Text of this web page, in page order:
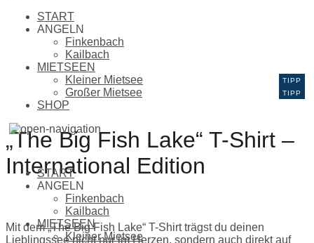
START
ANGELN
Finkenbach
Kailbach
MIETSEEN
Kleiner Mietsee
Großer Mietsee
SHOP
START
ANGELN
Finkenbach
Kailbach
MIETSEEN
Kleiner Mietsee
„The Big Fish Lake“ T-Shirt –
International Edition
Mit dem „The Big Fish Lake“ T-Shirt trägst du deinen
Lieblingssee nicht nur im Herzen, sondern auch direkt auf